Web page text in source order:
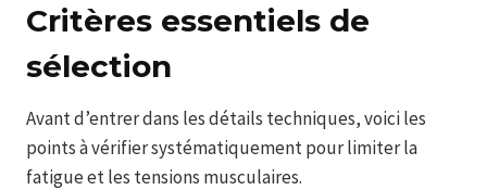
Critères essentiels de
sélection
Avant d’entrer dans les détails techniques, voici les
points à vérifier systématiquement pour limiter la
fatigue et les tensions musculaires.